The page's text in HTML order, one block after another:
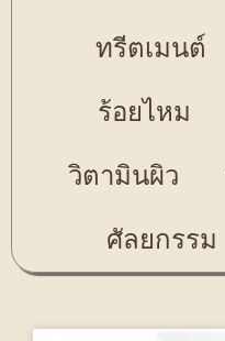
ทรีตเมนต์
ร้อยไหม
วิตามินผิว
ศัลยกรรม